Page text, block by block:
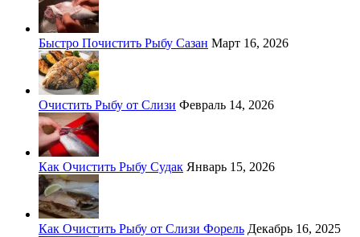
Быстро Почистить Рыбу Сазан Март 16, 2026
Очистить Рыбу от Слизи Февраль 14, 2026
Как Очистить Рыбу Судак Январь 15, 2026
Как Очистить Рыбу от Слизи Форель Декабрь 16, 2025